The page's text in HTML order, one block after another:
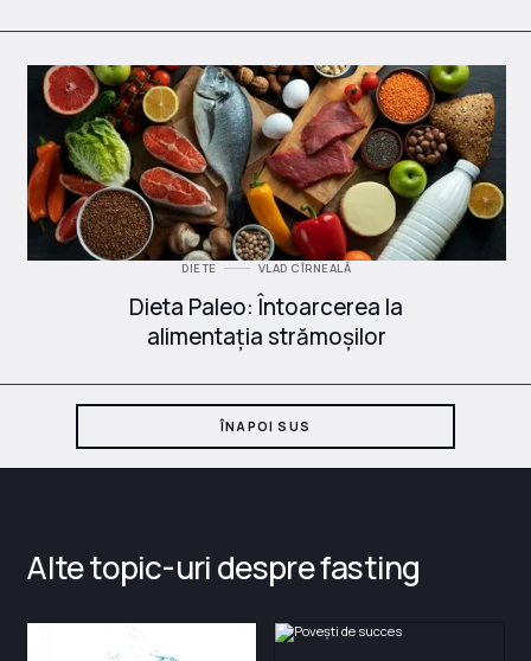
DIETE VLAD CÎRNEALĂ
Dieta Paleo: Întoarcerea la
alimentația strămoșilor
ÎNAPOI SUS
Alte topic-uri despre fasting